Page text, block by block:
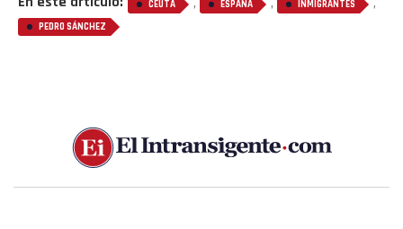
CEUTA ESPAÑA INMIGRANTES
PEDRO SÁNCHEZ